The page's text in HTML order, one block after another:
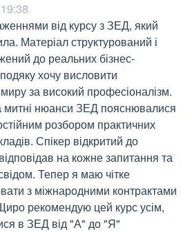
від курсу з ЗЕД, який
Матеріал структурований і
до реальних бізнес-
хочу висловити
за високий професіоналізм.
митні нюанси ЗЕД пояснювалися
розбором практичних
Спікер відкритий до
на кожне запитання та
Тепер я маю чітке
з міжнародними контрактами
рекомендую цей курс усім,
в ЗЕД від "А" до "Я"